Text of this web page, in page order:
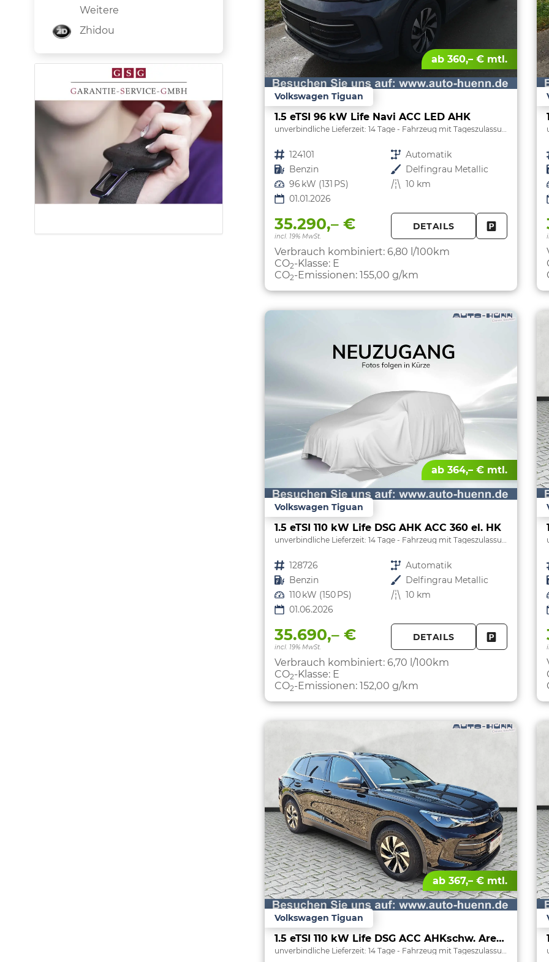
ab 360,– € mtl.
Volkswagen Tiguan
1.5 eTSI 96 kW Life Navi ACC LED AHK
unverbindliche Lieferzeit: 14 Tage Fahrzeug mit Tageszulassung
Fahrzeugnr. 124101 Getriebe Automatik
Kraftstoff Benzin Außenfarbe Delfingrau Metallic
Leistung 96 kW (131 PS) Kilometerstand 10 km
01.01.2026
35.290,– €
incl. 19% MwSt.
DETAILS FAHRZEUG
Verbrauch kombiniert: 6,80 l/100km
CO2-Klasse: E
CO2-Emissionen: 155,00 g/km
ab 364,– € mtl.
Volkswagen Tiguan
1.5 eTSI 110 kW Life DSG AHK ACC 360 el. HK
unverbindliche Lieferzeit: 14 Tage Fahrzeug mit Tageszulassung
Fahrzeugnr. 128726 Getriebe Automatik
Kraftstoff Benzin Außenfarbe Delfingrau Metallic
Leistung 110 kW (150 PS) Kilometerstand 10 km
01.06.2026
35.690,– €
incl. 19% MwSt.
DETAILS FAHRZEUG
Verbrauch kombiniert: 6,70 l/100km
CO2-Klasse: E
CO2-Emissionen: 152,00 g/km
ab 367,– € mtl.
Volkswagen Tiguan
1.5 eTSI 110 kW Life DSG ACC AHKschw. AreaView
unverbindliche Lieferzeit: 14 Tage Fahrzeug mit Tageszulassung
Weitere
Zhidou